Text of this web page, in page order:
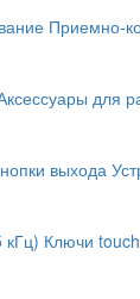
Приемно-
для
выхода
кГц) Ключи